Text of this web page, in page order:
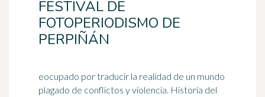
FESTIVAL DE
FOTOPERIODISMO DE
PERPIÑÁN
eocupado por traducir la realidad de un mundo
plagado de conflictos y violencia. Historia del